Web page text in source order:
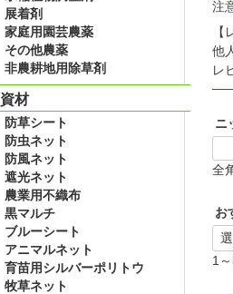
展着剤
家庭用園芸農薬
その他農薬
非農耕地用除草剤
資材
防草シート
防虫ネット
防風ネット
遮光ネット
農業用不織布
黒マルチ
ブルーシート
アニマルネット
育苗用シルバーポリトウ
牧草ネット
注
他
レ
ニ
全
お
1